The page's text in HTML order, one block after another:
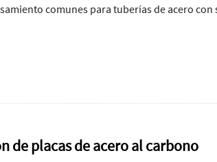
comunes para tuberías de acero
de placas de acero al carbono